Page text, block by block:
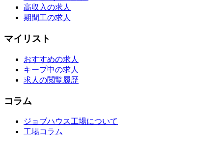
高収入の求人
期間工の求人
マイリスト
おすすめの求人
キープ中の求人
求人の閲覧履歴
コラム
ジョブハウス工場について
工場コラム